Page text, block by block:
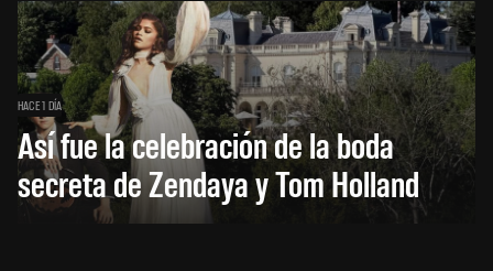
HACE 1 DÍA
Así fue la celebración de la boda
secreta de Zendaya y Tom Holland